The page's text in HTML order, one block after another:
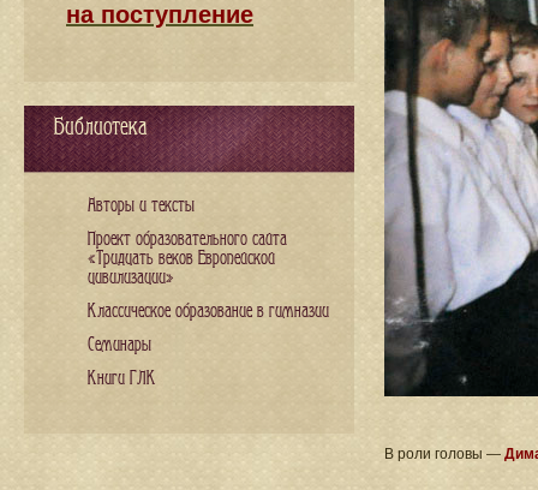
В роли головы —
на поступление
Библиотека
Авторы и тексты
Проект образовательного сайта
«Тридцать веков Европейской
цивилизации»
Классическое образование в гимназии
Семинары
Книги ГЛК